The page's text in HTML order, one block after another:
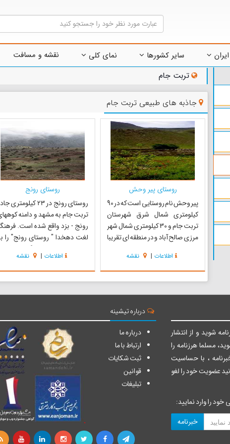
ایران سایر کشورها نمای کلی نقشه و مسافت
تربت جام
جاذبه های طبیعی تربت جام
روستای پیر وحش
پیر وحش نام روستایی است که در 90
کیلومتری شمال شرق شهرستان
تربت جام و 30 کیلومتری شمال شهر
مرزی صالح آباد و در منطقه ای تقریبا
واقع شده است. کوههای اطراف این
روستا را نوع خاصی درخت پسته فرا
گرفته که بصورت طبیعی رشد کرده
است. تمامی این کوهها تحت نظر
اطلاعات | نقشه
روستای رونج
روستای رونج در ۲۳ کیلومتری
تربت جام به مشهد و دامنه
رونج - بزد واقع شده است.
لغت دهخدا " روستای رونج" را
نقل از جلد نهم فرهنگ جغرافیایی
ایران اینگونه معرفی می‌کند: "دهی از
بخش تربت جام شهرستان
سکنه آن ۱۶۱۷ تن. آب آن از
محصولات آنجا غلات و پنبه. صنا...
اطلاعات | نقشه
شوید و از انتشار
مسلما هرزنامه را
، با حساسیت
عضویت خود را لغو
را وارد نمایید:
خبرنامه
درباره تیشینه
درباره ما
ارتباط با ما
ثبت شکایات
قوانین
تبلیغات